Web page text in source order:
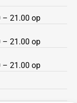
– 21.00 op
– 21.00 op
– 21.00 op